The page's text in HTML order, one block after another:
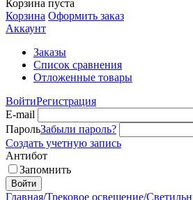
Корзина пуста
Корзина Оформить заказ
Аккаунт
Заказы
Список сравнения
Отложенные товары
ВойтиРегистрация
E-mail
ПарольЗабыли пароль?
Создать учетную запись
Антибот
Запомнить
Войти
Главная/Трековое освещение/